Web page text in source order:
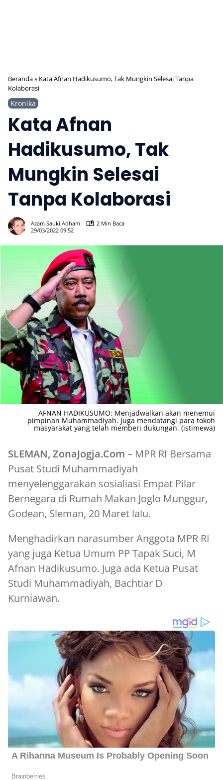
Beranda» Kata Afnan Hadikusumo, Tak Mungkin Selesai Tanpa
Kolaborasi
Kronika
Kata Afnan
Hadikusumo, Tak
Mungkin Selesai
Tanpa Kolaborasi
Azam Sauki Adham
2 Min Baca
29/03/2022 09:52
AFNAN HADIKUSUMO: Menjadwalkan akan menemui
pimpinan Muhammadiyah. Juga mendatangi para tokoh
masyarakat yang telah memberi dukungan. (istimewa)
SLEMAN, ZonaJogja.Com – MPR RI Bersama
Pusat Studi Muhammadiyah
menyelenggarakan sosialiasi Empat Pilar
Bernegara di Rumah Makan Joglo Munggur,
Godean, Sleman, 20 Maret lalu.
Menghadirkan narasumber Anggota MPR RI
yang juga Ketua Umum PP Tapak Suci, M
Afnan Hadikusumo. Juga ada Ketua Pusat
Studi Muhammadiyah, Bachtiar D
Kurniawan.